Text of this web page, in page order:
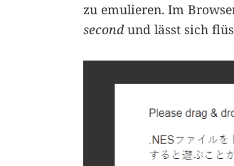
zu emulieren. Im
second und lässt sich